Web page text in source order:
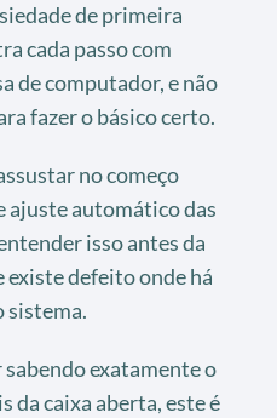
de primeira
cada passo com
de computador, e não
fazer o básico certo.
no começo
ajuste automático das
isso antes da
existe defeito onde há
sistema.
exatamente o
da caixa aberta, este é